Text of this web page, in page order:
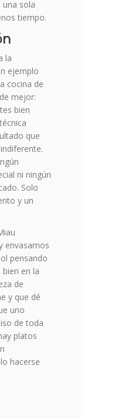
una sola
tiempo.
la
ejemplo
cocina de
mejor:
bien
que
ni ningún
Solo
y un
envasamos
pensando
en la
de
y que dé
uno
de toda
platos
hacerse